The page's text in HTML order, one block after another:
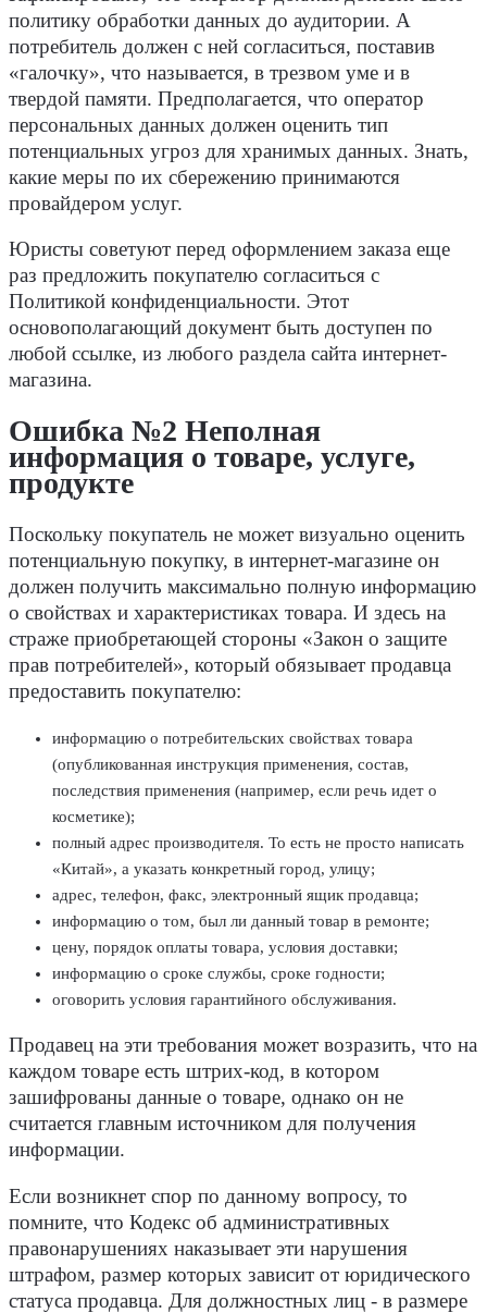
политику обработки данных до аудитории. А
потребитель должен с ней согласиться, поставив
«галочку», что называется, в трезвом уме и в
твердой памяти. Предполагается, что оператор
персональных данных должен оценить тип
потенциальных угроз для хранимых данных. Знать,
какие меры по их сбережению принимаются
провайдером услуг.
Юристы советуют перед оформлением заказа еще
раз предложить покупателю согласиться с
Политикой конфиденциальности. Этот
основополагающий документ быть доступен по
любой ссылке, из любого раздела сайта интернет-
магазина.
Ошибка №2 Неполная
информация о товаре, услуге,
продукте
Поскольку покупатель не может визуально оценить
потенциальную покупку, в интернет-магазине он
должен получить максимально полную информацию
о свойствах и характеристиках товара. И здесь на
страже приобретающей стороны «Закон о защите
прав потребителей», который обязывает продавца
предоставить покупателю:
информацию о потребительских свойствах товара
(опубликованная инструкция применения, состав,
последствия применения (например, если речь идет о
косметике);
полный адрес производителя. То есть не просто написать
«Китай», а указать конкретный город, улицу;
адрес, телефон, факс, электронный ящик продавца;
информацию о том, был ли данный товар в ремонте;
цену, порядок оплаты товара, условия доставки;
информацию о сроке службы, сроке годности;
оговорить условия гарантийного обслуживания.
Продавец на эти требования может возразить, что на
каждом товаре есть штрих-код, в котором
зашифрованы данные о товаре, однако он не
считается главным источником для получения
информации.
Если возникнет спор по данному вопросу, то
помните, что Кодекс об административных
правонарушениях наказывает эти нарушения
штрафом, размер которых зависит от юридического
статуса продавца. Для должностных лиц - в размере